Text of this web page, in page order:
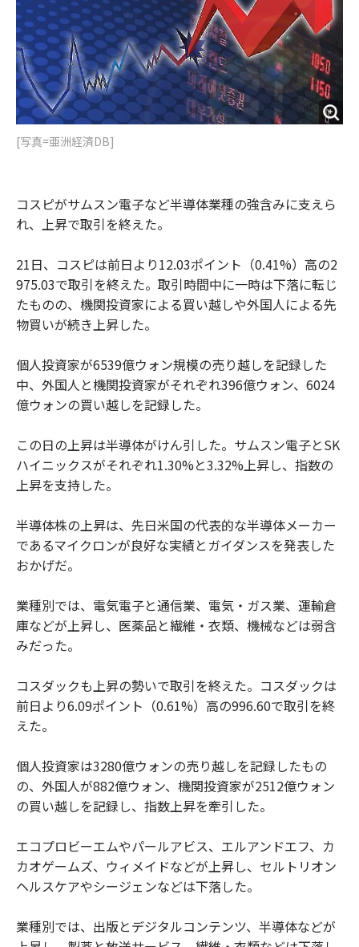
[写真=亜洲経済DB]
コスピがサムスン電子など半導体業種の強含みに支えら
れ、上昇で取引を終えた。
21日、コスピは前日より12.03ポイント（0.41%）高の2
975.03で取引を終えた。取引時間中に一時は下落に転じ
たものの、機関投資家による買い越しや外国人による先
物買いが続き上昇した。
個人投資家が6539億ウォン規模の売り越しを記録した
中、外国人と機関投資家がそれぞれ396億ウォン、6024
億ウォンの買い越しを記録した。
この日の上昇は半導体がけん引した。サムスン電子とSK
ハイニックスがそれぞれ1.30%と3.32%上昇し、指数の
上昇を支持した。
半導体株の上昇は、先日米国の代表的な半導体メーカー
であるマイクロンが良好な実績とガイダンスを発表した
おかげだ。
業種別では、電気電子と通信業、電気・ガス業、運輸倉
庫などが上昇し、医薬品と繊維・衣類、機械などは弱含
みだった。
コスダックも上昇の勢いで取引を終えた。コスダックは
前日より6.09ポイント（0.61%）高の996.60で取引を終
えた。
個人投資家は3280億ウォンの売り越しを記録したもの
の、外国人が882億ウォン、機関投資家が2512億ウォン
の買い越しを記録し、指数上昇を牽引した。
エコプロビーエムやパールアビス、エルアンドエフ、カ
カオゲームズ、ウィメイドなどが上昇し、セルトリオン
ヘルスケアやシージェンなどは下落した。
業種別では、出版とデジタルコンテンツ、半導体などが